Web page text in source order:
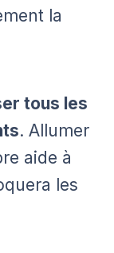
la
tous les
. Allumer
aide à
les